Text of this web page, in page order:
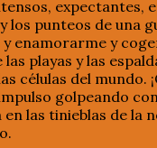
expectantes,
punteos de una
enamorarme y
las playas y las
células del
golpeando
las tinieblas de